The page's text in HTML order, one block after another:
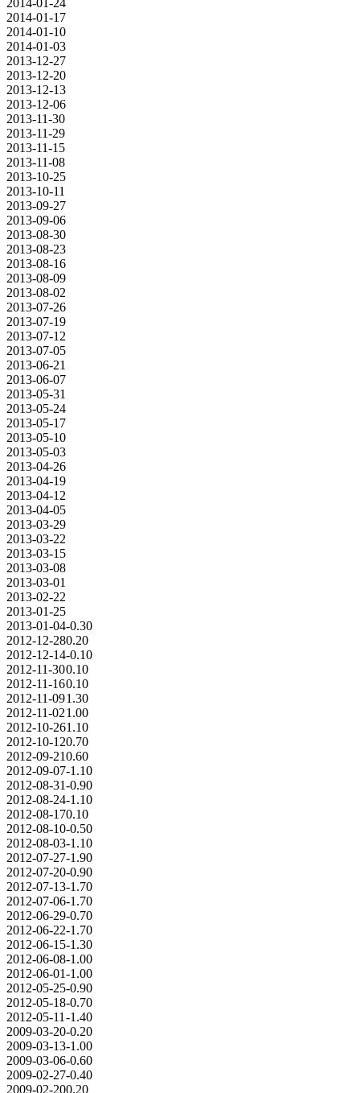
2014-01-17
2014-01-10
2014-01-03
2013-12-27
2013-12-20
2013-12-13
2013-12-06
2013-11-30
2013-11-29
2013-11-15
2013-11-08
2013-10-25
2013-10-11
2013-09-27
2013-09-06
2013-08-30
2013-08-23
2013-08-16
2013-08-09
2013-08-02
2013-07-26
2013-07-19
2013-07-12
2013-07-05
2013-06-21
2013-06-07
2013-05-31
2013-05-24
2013-05-17
2013-05-10
2013-05-03
2013-04-26
2013-04-19
2013-04-12
2013-04-05
2013-03-29
2013-03-22
2013-03-15
2013-03-08
2013-03-01
2013-02-22
2013-01-25
2013-01-04-0.30
2012-12-280.20
2012-12-14-0.10
2012-11-300.10
2012-11-160.10
2012-11-091.30
2012-11-021.00
2012-10-261.10
2012-10-120.70
2012-09-210.60
2012-09-07-1.10
2012-08-31-0.90
2012-08-24-1.10
2012-08-170.10
2012-08-10-0.50
2012-08-03-1.10
2012-07-27-1.90
2012-07-20-0.90
2012-07-13-1.70
2012-07-06-1.70
2012-06-29-0.70
2012-06-22-1.70
2012-06-15-1.30
2012-06-08-1.00
2012-06-01-1.00
2012-05-25-0.90
2012-05-18-0.70
2012-05-11 -1.40
2009-03-20-0.20
2009-03-13-1.00
2009-03-06-0.60
2009-02-27-0.40
2009-02-200.20